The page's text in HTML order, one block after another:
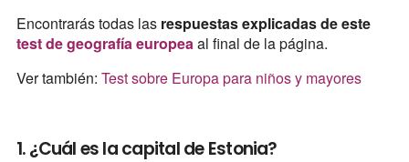
Encontrarás todas las respuestas explicadas de este
test de geografía europeaal final de la página.
Ver también: Test sobre Europa para niños y mayores
1. ¿Cuál es la capital de Estonia?